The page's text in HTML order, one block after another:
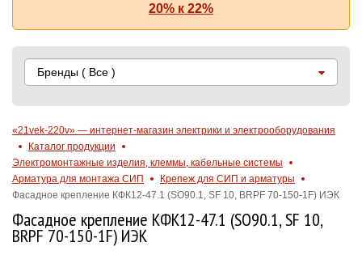
20% к 22%
Бренды ( Все )
«21vek-220v» — интернет-магазин электрики и электрооборудования
Каталог продукции
Электромонтажные изделия, клеммы, кабельные системы
Арматура для монтажа СИП
Крепеж для СИП и арматуры
Фасадное крепление КФК12-47.1 (SO90.1, SF 10, BRPF 70-150-1F) ИЭК
Фасадное крепление КФК12-47.1 (SO90.1, SF 10,
BRPF 70-150-1F) ИЭК